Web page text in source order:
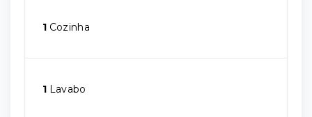
1 Cozinha
1 Lavabo